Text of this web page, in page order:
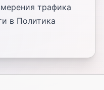
трафика
в Политика